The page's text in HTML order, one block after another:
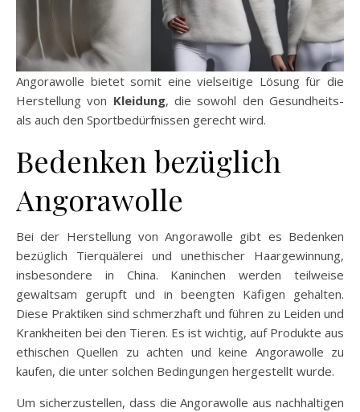
Angorawolle bietet somit eine vielseitige Lösung für die
Herstellung von Kleidung, die sowohl den Gesundheits-
als auch den Sportbedürfnissen gerecht wird.
Bedenken bezüglich
Angorawolle
Bei der Herstellung von Angorawolle gibt es Bedenken
bezüglich Tierquälerei und unethischer Haargewinnung,
insbesondere in China. Kaninchen werden teilweise
gewaltsam gerupft und in beengten Käfigen gehalten.
Diese Praktiken sind schmerzhaft und führen zu Leiden und
Krankheiten bei den Tieren. Es ist wichtig, auf Produkte aus
ethischen Quellen zu achten und keine Angorawolle zu
kaufen, die unter solchen Bedingungen hergestellt wurde.
Um sicherzustellen, dass die Angorawolle aus nachhaltigen